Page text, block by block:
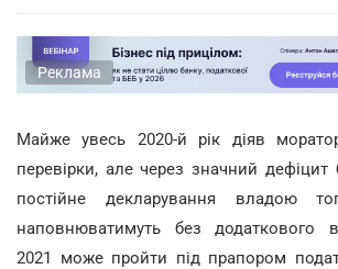
Реклама
Майже увесь 2020-й рік діяв
перевірки, але через значний
постійне декларування владою
наповнюватимуть без додаткового
2021 може пройти під прапором